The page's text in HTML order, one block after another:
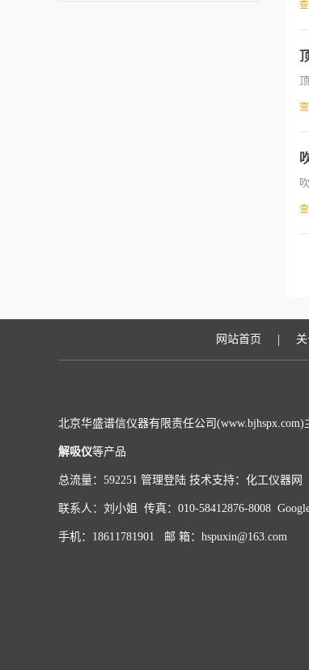
网站首页 | 关
北京华盛谱信仪器有限责任公司(www.bjhspx.com)
解吸仪等产品
总流量：592251 管理登陆 技术支持： 化工仪器网
联系人：刘小姐 传真：010-58412876-8008
手机：18611781901 邮 箱：hspuxin@163.com